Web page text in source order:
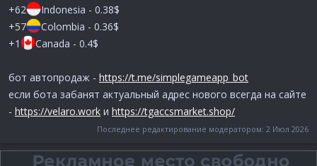
+62
Indonesia - 0.38$
+57
Colombia - 0.36$
+1
Canada - 0.4$
бот автопродаж - https://t.me/simplegameapp_bot
если бота забанят актуальный адрес нового всегда на сайте
- https://velaro.work и https://tgaccsmarket.shop/
Последнее редактирование модератором: 2 Июл 2026